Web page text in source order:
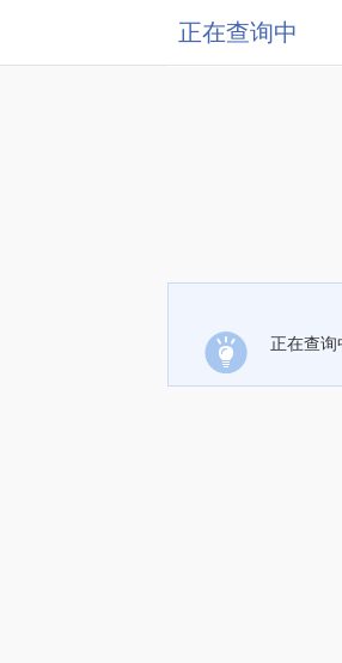
正在查询中
正在查询